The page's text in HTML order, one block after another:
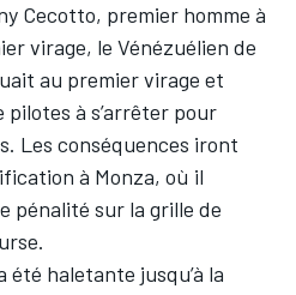
Cecotto, premier homme à
virage, le Vénézuélien de
au premier virage et
à s’arrêter pour
Les conséquences iront
à Monza, où il
pénalité sur la grille de
été haletante jusqu’à la